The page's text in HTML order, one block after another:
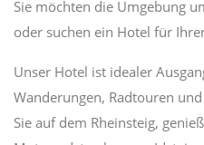
Sie möchten die Umgebung
oder suchen ein Hotel für
Unser Hotel ist idealer
Wanderungen, Radtouren
Sie auf dem Rheinsteig,